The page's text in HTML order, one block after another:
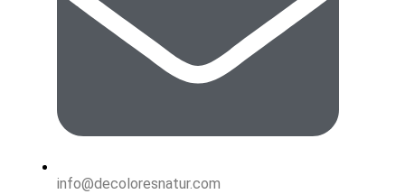
info@decoloresnatur.com